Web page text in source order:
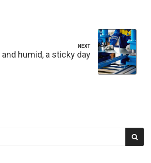
NEXT
humid, a sticky day